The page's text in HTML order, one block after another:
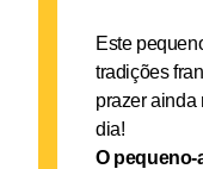
Este
tradições
prazer ainda
dia!
O pequeno-